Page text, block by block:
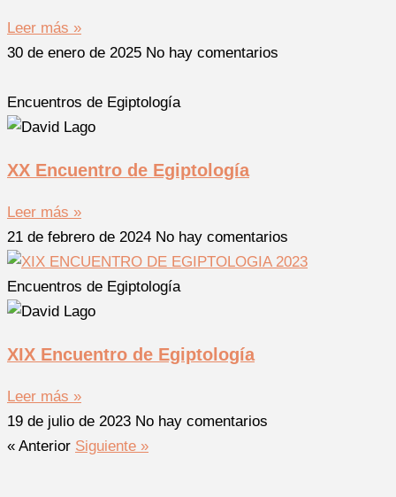
Leer más »
30 de enero de 2025 No hay comentarios
Encuentros de Egiptología
XX Encuentro de Egiptología
Leer más »
21 de febrero de 2024 No hay comentarios
Encuentros de Egiptología
XIX Encuentro de Egiptología
Leer más »
19 de julio de 2023 No hay comentarios
« Anterior Siguiente »